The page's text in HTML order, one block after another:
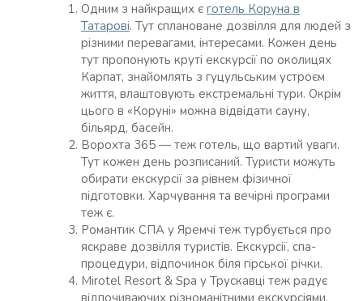
Одним з найкращих є готель Коруна в
Татарові. Тут сплановане дозвілля для людей з
різними перевагами, інтересами. Кожен день
тут пропонують круті екскурсії по околицях
Карпат, знайомлять з гуцульським устроєм
життя, влаштовують екстремальні тури. Окрім
цього в «Коруні» можна відвідати сауну,
більярд, басейн.
Ворохта 365 — теж готель, що вартий уваги.
Тут кожен день розписаний. Туристи можуть
обирати екскурсії за рівнем фізичної
підготовки. Харчування та вечірні програми
теж є.
Романтик СПА у Яремчі теж турбується про
яскраве дозвілля туристів. Екскурсії, спа-
процедури, відпочинок біля гірської річки.
Mirotel Resort & Spa у Трускавці теж радує